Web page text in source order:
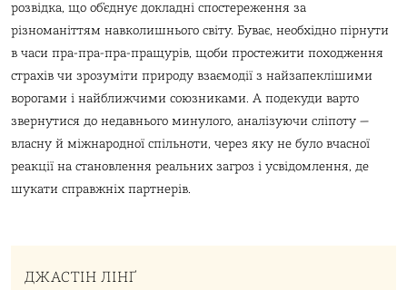
розвідка, що обʼєднує докладні спостереження за
різноманіттям навколишнього світу. Буває, необхідно пірнути
в часи пра-пра-пра-пращурів, щоби простежити походження
страхів чи зрозуміти природу взаємодії з найзапеклішими
ворогами і найближчими союзниками. А подекуди варто
звернутися до недавнього минулого, аналізуючи сліпоту —
власну й міжнародної спільноти, через яку не було вчасної
реакції на становлення реальних загроз і усвідомлення, де
шукати справжніх партнерів.
ДЖАСТІН ЛІНҐ